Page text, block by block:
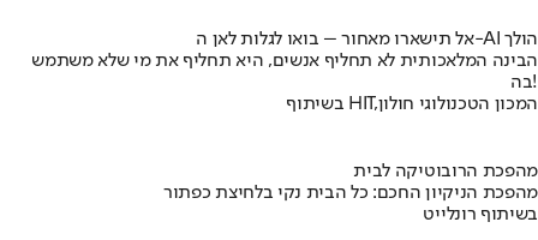
אל תישארו מאחור – בואו לגלות לאן ה-AI הולך
הבינה המלאכותית לא תחליף אנשים, היא תחליף את מי שלא משתמש
בה!
בשיתוף HIT,המכון הטכנולוגי חולון
מהפכת הרובוטיקה לבית
מהפכת הניקיון החכם: כל הבית נקי בלחיצת כפתור
בשיתוף רונלייט